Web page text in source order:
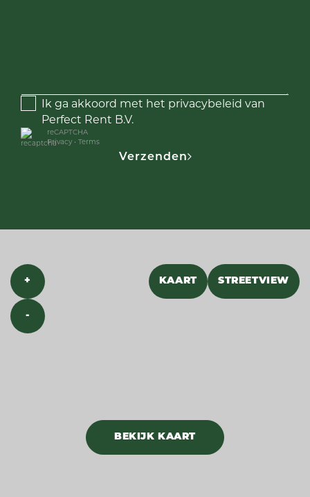
Ik ga akkoord met het privacybeleid van
Perfect Rent B.V.
reCAPTCHA
Privacy • Terms
Verzenden
BEKIJK KAART
+
-
KAART STREETVIEW